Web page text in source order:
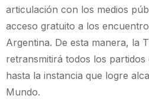
articulación con los medios
acceso gratuito a los
Argentina. De esta manera, la
retransmitirá todos los
hasta la instancia que logre
Mundo.